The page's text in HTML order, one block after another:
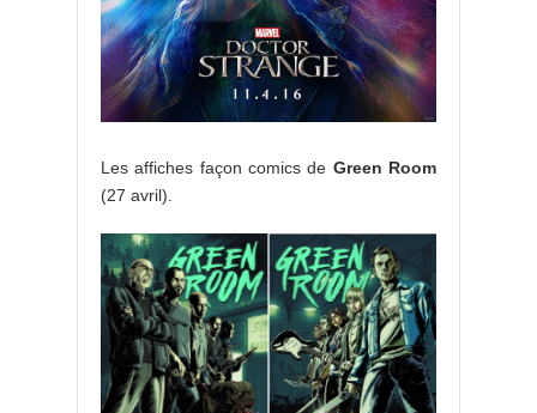
Les affiches façon comics de Green Room
(27 avril).